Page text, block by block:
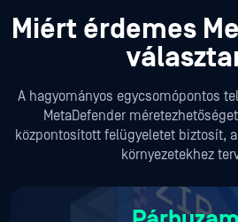
Miért érdemes
A hagyományos egycsomópontos
MetaDefender
központosított felügyeletet biztosít,
környezetekhez